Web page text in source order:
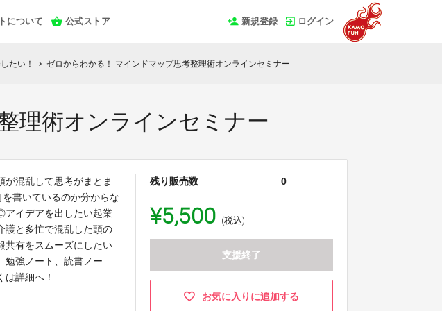
について 公式ストア 新規登録 ログイン
たい！ chevron_right ゼロからわかる！ マインドマップ思考整理術オンラインセミナー
理術オンラインセミナー
が混乱して思考がまとま
書いているのか分からな
イデアを出したい起業
と多忙で混乱した頭の
有をスムーズにしたい
強ノート、読書ノー
は詳細へ！
残り販売数 0
¥5,500 (税込)
支援終了
お気に入りに追加する